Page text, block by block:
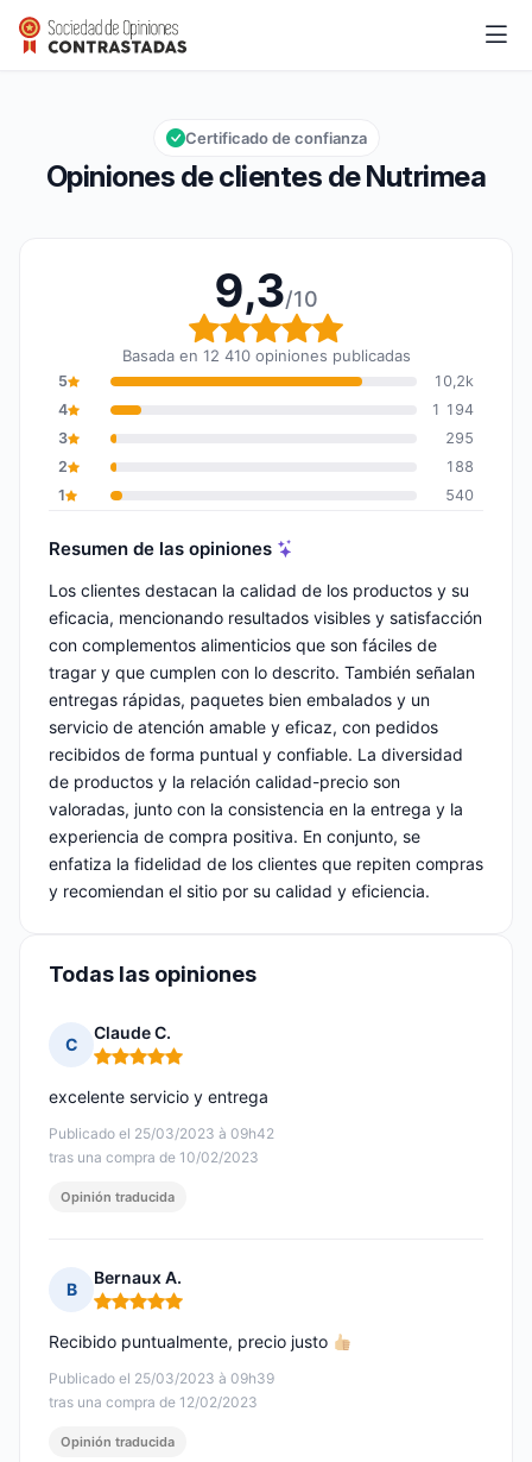
Nutrimea
Calificación global: 9,3 de 10
9,3/10
Opiniones de clientes de Nutrimea
Certificado de confianza
9,3/10
Calificación global: 9,3
Basada en 12 410 opiniones publicadas
5
10,2k
4
1 194
3
295
2
188
1
540
Resumen de las opiniones
Los clientes destacan la calidad de los productos y su
eficacia, mencionando resultados visibles y satisfacción
con complementos alimenticios que son fáciles de
tragar y que cumplen con lo descrito. También señalan
entregas rápidas, paquetes bien embalados y un
servicio de atención amable y eficaz, con pedidos
recibidos de forma puntual y confiable. La diversidad
de productos y la relación calidad-precio son
valoradas, junto con la consistencia en la entrega y la
experiencia de compra positiva. En conjunto, se
enfatiza la fidelidad de los clientes que repiten compras
y recomiendan el sitio por su calidad y eficiencia.
Todas las opiniones
C
Claude C.
Nota: 5 de 5
Publicado el 25/03/2023 à 09h42
tras una compra de 10/02/2023
excelente servicio y entrega
Opinión traducida
B
Bernaux A.
Nota: 5 de 5
Publicado el 25/03/2023 à 09h39
tras una compra de 12/02/2023
Recibido puntualmente, precio justo
Opinión traducida